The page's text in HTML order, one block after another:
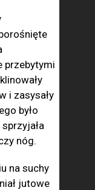
przebytymi
i zasysały
było
nóg.
na suchy
jutowe